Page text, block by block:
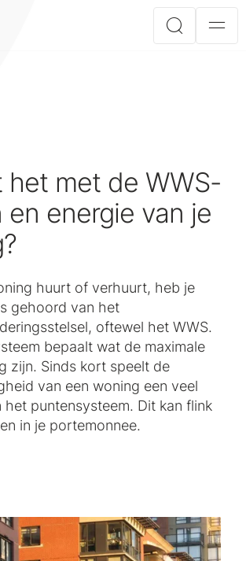
het met de WWS-
en energie van je
huurt of verhuurt, heb je
gehoord van het
oftewel het WWS.
bepaalt wat de maximale
zijn. Sinds kort speelt de
van een woning een veel
het puntensysteem. Dit kan flink
in je portemonnee.